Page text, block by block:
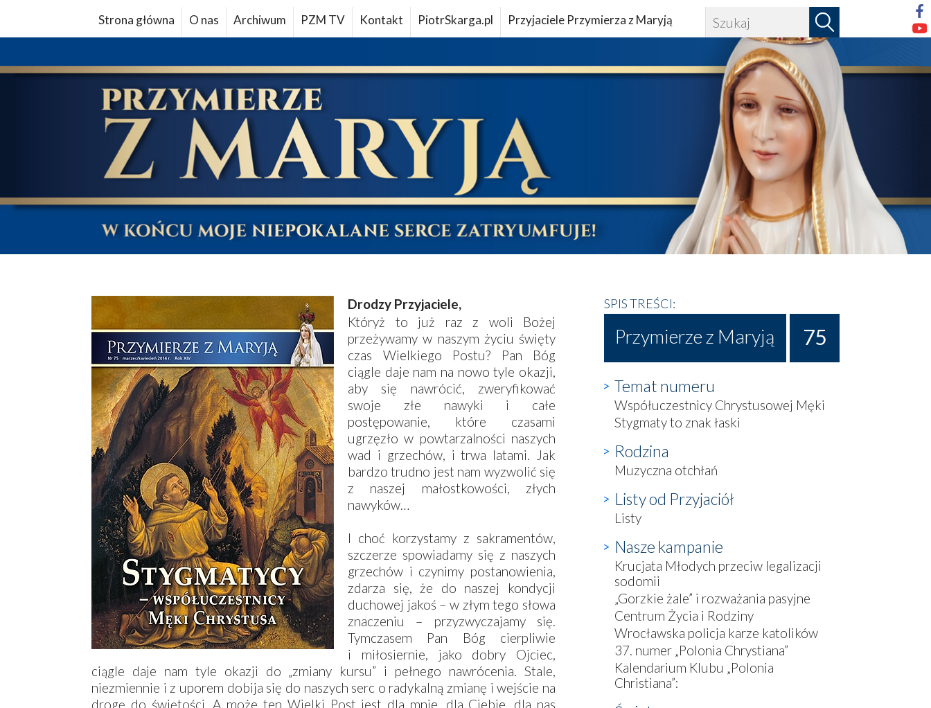
Strona główna O nas Archiwum PZM TV Kontakt PiotrSkarga.pl Przyjaciele Przymierza z Maryją
Drodzy Przyjaciele,
Któryż to już raz z woli Bożej
przeżywamy w naszym życiu święty
czas Wielkiego Postu? Pan Bóg
ciągle daje nam na nowo tyle okazji,
aby się nawrócić, zweryfikować
swoje złe nawyki i całe
postępowanie, które czasami
ugrzęzło w powtarzalności naszych
wad i grzechów, i trwa latami. Jak
bardzo trudno jest nam wyzwolić się
z naszej małostkowości, złych
nawyków…
I choć korzystamy z sakramentów,
szczerze spowiadamy się z naszych
grzechów i czynimy postanowienia,
zdarza się, że do naszej kondycji
duchowej jakoś – w złym tego słowa
znaczeniu – przyzwyczajamy się.
Tymczasem Pan Bóg cierpliwie
i miłosiernie, jako dobry Ojciec,
ciągle daje nam tyle okazji do „zmiany kursu” i pełnego nawrócenia. Stale,
niezmiennie i z uporem dobija się do naszych serc o radykalną zmianę i wejście na
drogę do świętości. A może ten Wielki Post jest dla mnie, dla Ciebie, dla nas
SPIS TREŚCI:
Przymierze z Maryją 75
Temat numeru
Współuczestnicy Chrystusowej Męki
Stygmaty to znak łaski
Rodzina
Muzyczna otchłań
Listy od Przyjaciół
Listy
Nasze kampanie
Krucjata Młodych przeciw legalizacji
sodomii
„Gorzkie żale” i rozważania pasyjne
Centrum Życia i Rodziny
Wrocławska policja karze katolików
37. numer „Polonia Chrystiana”
Kalendarium Klubu „Polonia
Christiana”: